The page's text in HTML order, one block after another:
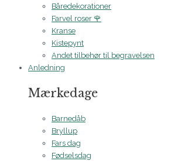
Båredekorationer
Farvel roser 🌹
Kranse
Kistepynt
Andet tilbehør til begravelsen
Anledning
Mærkedage
Barnedåb
Bryllup
Fars dag
Fødselsdag